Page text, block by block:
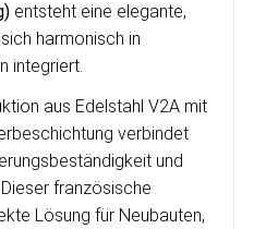
entsteht eine elegante,
harmonisch in
integriert.
aus Edelstahl V2A mit
verbindet
und
französische
Lösung für Neubauten,